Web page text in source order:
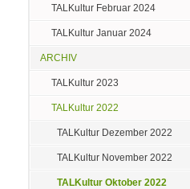
TALKultur Februar 2024
TALKultur Januar 2024
ARCHIV
TALKultur 2023
TALKultur 2022
TALKultur Dezember 2022
TALKultur November 2022
TALKultur Oktober 2022